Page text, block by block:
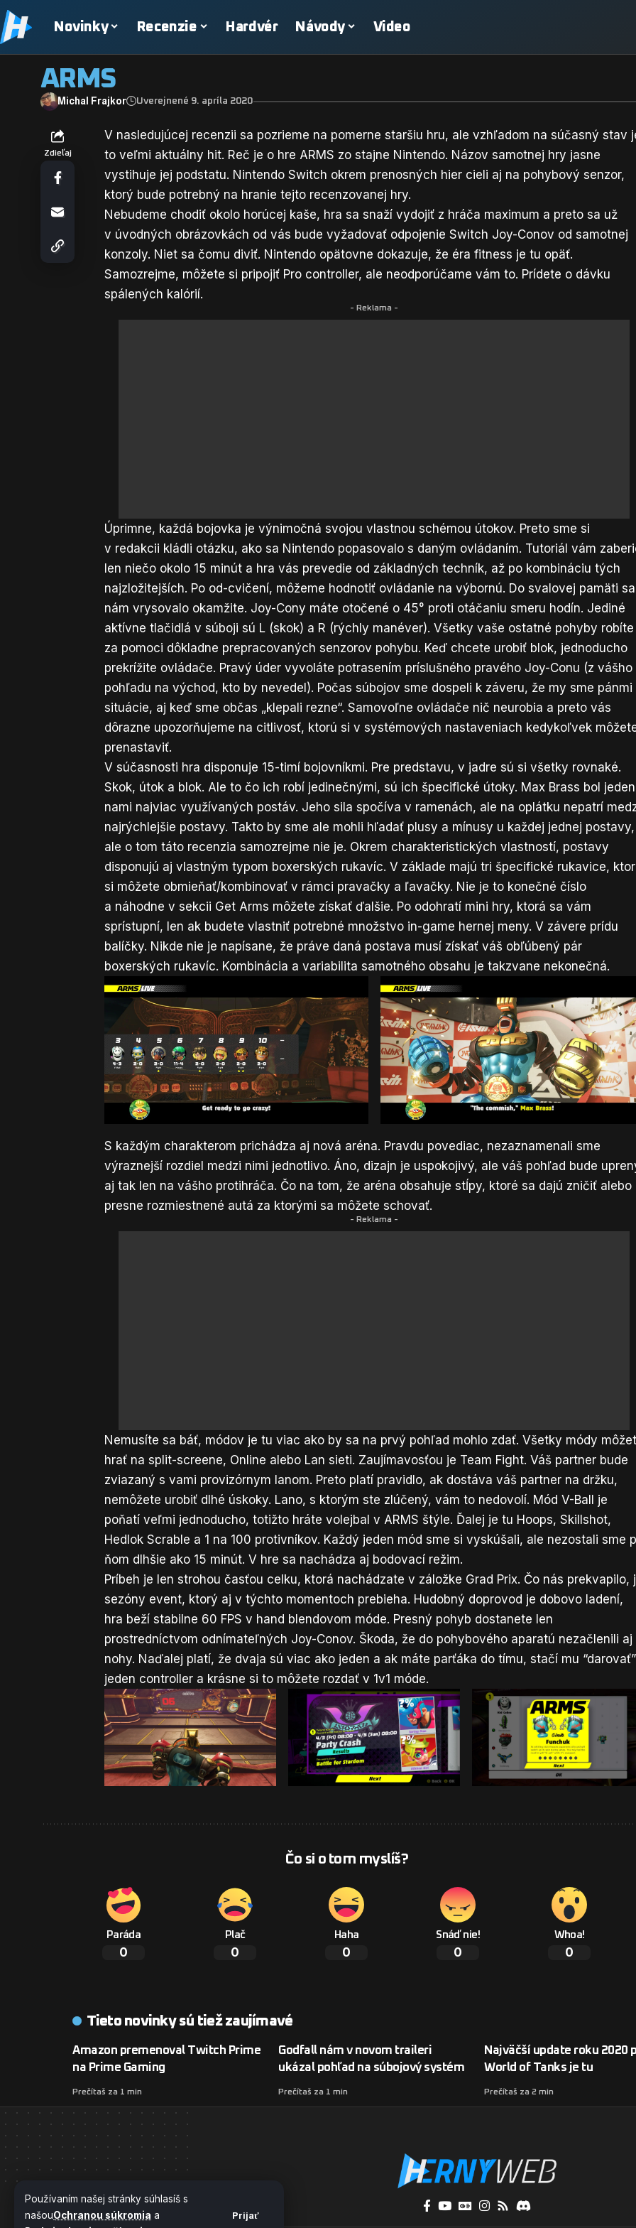
Používaním našej stránky súhlasíš s
našouOchranou súkromia a
Prijať
Novinky Recenzie Hardvér Návody Video
ARMS
Michal Frajkor Uverejnené 9. apríla 2020
Zdieľaj
V nasledujúcej recenzii sa pozrieme na pomerne staršiu hru, ale vzhľadom na súčasný stav
to veľmi aktuálny hit. Reč je o hre ARMS zo stajne Nintendo. Názov samotnej hry jasne
vystihuje jej podstatu. Nintendo Switch okrem prenosných hier cieli aj na pohybový senzor,
ktorý bude potrebný na hranie tejto recenzovanej hry.
Nebudeme chodiť okolo horúcej kaše, hra sa snaží vydojiť z hráča maximum a preto sa už
v úvodných obrázovkách od vás bude vyžadovať odpojenie Switch Joy-Conov od samotnej
konzoly. Niet sa čomu diviť. Nintendo opätovne dokazuje, že éra fitness je tu opäť.
Samozrejme, môžete si pripojiť Pro controller, ale neodporúčame vám to. Prídete o dávku
spálených kalórií.
- Reklama -
Úprimne, každá bojovka je výnimočná svojou vlastnou schémou útokov. Preto sme si
v redakcii kládli otázku, ako sa Nintendo popasovalo s daným ovládaním. Tutoriál vám
len niečo okolo 15 minút a hra vás prevedie od základných techník, až po kombináciu tých
najzložitejších. Po od-cvičení, môžeme hodnotiť ovládanie na výbornú. Do svalovej pamäti sa
nám vrysovalo okamžite. Joy-Cony máte otočené o 45° proti otáčaniu smeru hodín. Jediné
aktívne tlačidlá v súboji sú L (skok) a R (rýchly manéver). Všetky vaše ostatné pohyby robíte
za pomoci dôkladne prepracovaných senzorov pohybu. Keď chcete urobiť blok, jednoducho
prekrížite ovládače. Pravý úder vyvoláte potrasením príslušného pravého Joy-Conu (z vášho
pohľadu na východ, kto by nevedel). Počas súbojov sme dospeli k záveru, že my sme pánmi
situácie, aj keď sme občas „klepali rezne“. Samovoľne ovládače nič neurobia a preto vás
dôrazne upozorňujeme na citlivosť, ktorú si v systémových nastaveniach kedykoľvek
prenastaviť.
V súčasnosti hra disponuje 15-timí bojovníkmi. Pre predstavu, v jadre sú si všetky rovnaké.
Skok, útok a blok. Ale to čo ich robí jedinečnými, sú ich špecifické útoky. Max Brass bol jeden
nami najviac využívaných postáv. Jeho sila spočíva v ramenách, ale na oplátku nepatrí
najrýchlejšie postavy. Takto by sme ale mohli hľadať plusy a mínusy u každej jednej postavy,
ale o tom táto recenzia samozrejme nie je. Okrem charakteristických vlastností, postavy
disponujú aj vlastným typom boxerských rukavíc. V základe majú tri špecifické rukavice,
si môžete obmieňať/kombinovať v rámci pravačky a ľavačky. Nie je to konečné číslo
a náhodne v sekcii Get Arms môžete získať ďalšie. Po odohratí mini hry, ktorá sa vám
sprístupní, len ak budete vlastniť potrebné množstvo in-game hernej meny. V závere prídu
balíčky. Nikde nie je napísane, že práve daná postava musí získať váš obľúbený pár
boxerských rukavíc. Kombinácia a variabilita samotného obsahu je takzvane nekonečná.
S každým charakterom prichádza aj nová aréna. Pravdu povediac, nezaznamenali sme
výraznejší rozdiel medzi nimi jednotlivo. Áno, dizajn je uspokojivý, ale váš pohľad bude
aj tak len na vášho protihráča. Čo na tom, že aréna obsahuje stĺpy, ktoré sa dajú zničiť alebo
presne rozmiestnené autá za ktorými sa môžete schovať.
- Reklama -
Nemusíte sa báť, módov je tu viac ako by sa na prvý pohľad mohlo zdať. Všetky módy
hrať na split-screene, Online alebo Lan sieti. Zaujímavosťou je Team Fight. Váš partner bude
zviazaný s vami provizórnym lanom. Preto platí pravidlo, ak dostáva váš partner na držku,
nemôžete urobiť dlhé úskoky. Lano, s ktorým ste zlúčený, vám to nedovolí. Mód V-Ball je
poňatí veľmi jednoducho, totižto hráte volejbal v ARMS štýle. Ďalej je tu Hoops, Skillshot,
Hedlok Scrable a 1 na 100 protivníkov. Každý jeden mód sme si vyskúšali, ale nezostali sme
ňom dlhšie ako 15 minút. V hre sa nachádza aj bodovací režim.
Príbeh je len strohou časťou celku, ktorá nachádzate v záložke Grad Prix. Čo nás prekvapilo,
sezóny event, ktorý aj v týchto momentoch prebieha. Hudobný doprovod je dobovo ladení,
hra beží stabilne 60 FPS v hand blendovom móde. Presný pohyb dostanete len
prostredníctvom odnímateľných Joy-Conov. Škoda, že do pohybového aparatú nezačlenili aj
nohy. Naďalej platí, že dvaja sú viac ako jeden a ak máte parťáka do tímu, stačí mu “darovať”
jeden controller a krásne si to môžete rozdať v 1v1 móde.
Čo si o tom myslíš?
Paráda
0
Plač
0
Haha
0
Snáď nie!
0
Whoa!
0
Tieto novinky sú tiež zaujímavé
Amazon premenoval Twitch Prime
na Prime Gaming
Prečítaš za 1 min
Godfall nám v novom traileri
ukázal pohľad na súbojový systém
Prečítaš za 1 min
Najväčší update roku 2020
World of Tanks je tu
Prečítaš za 2 min